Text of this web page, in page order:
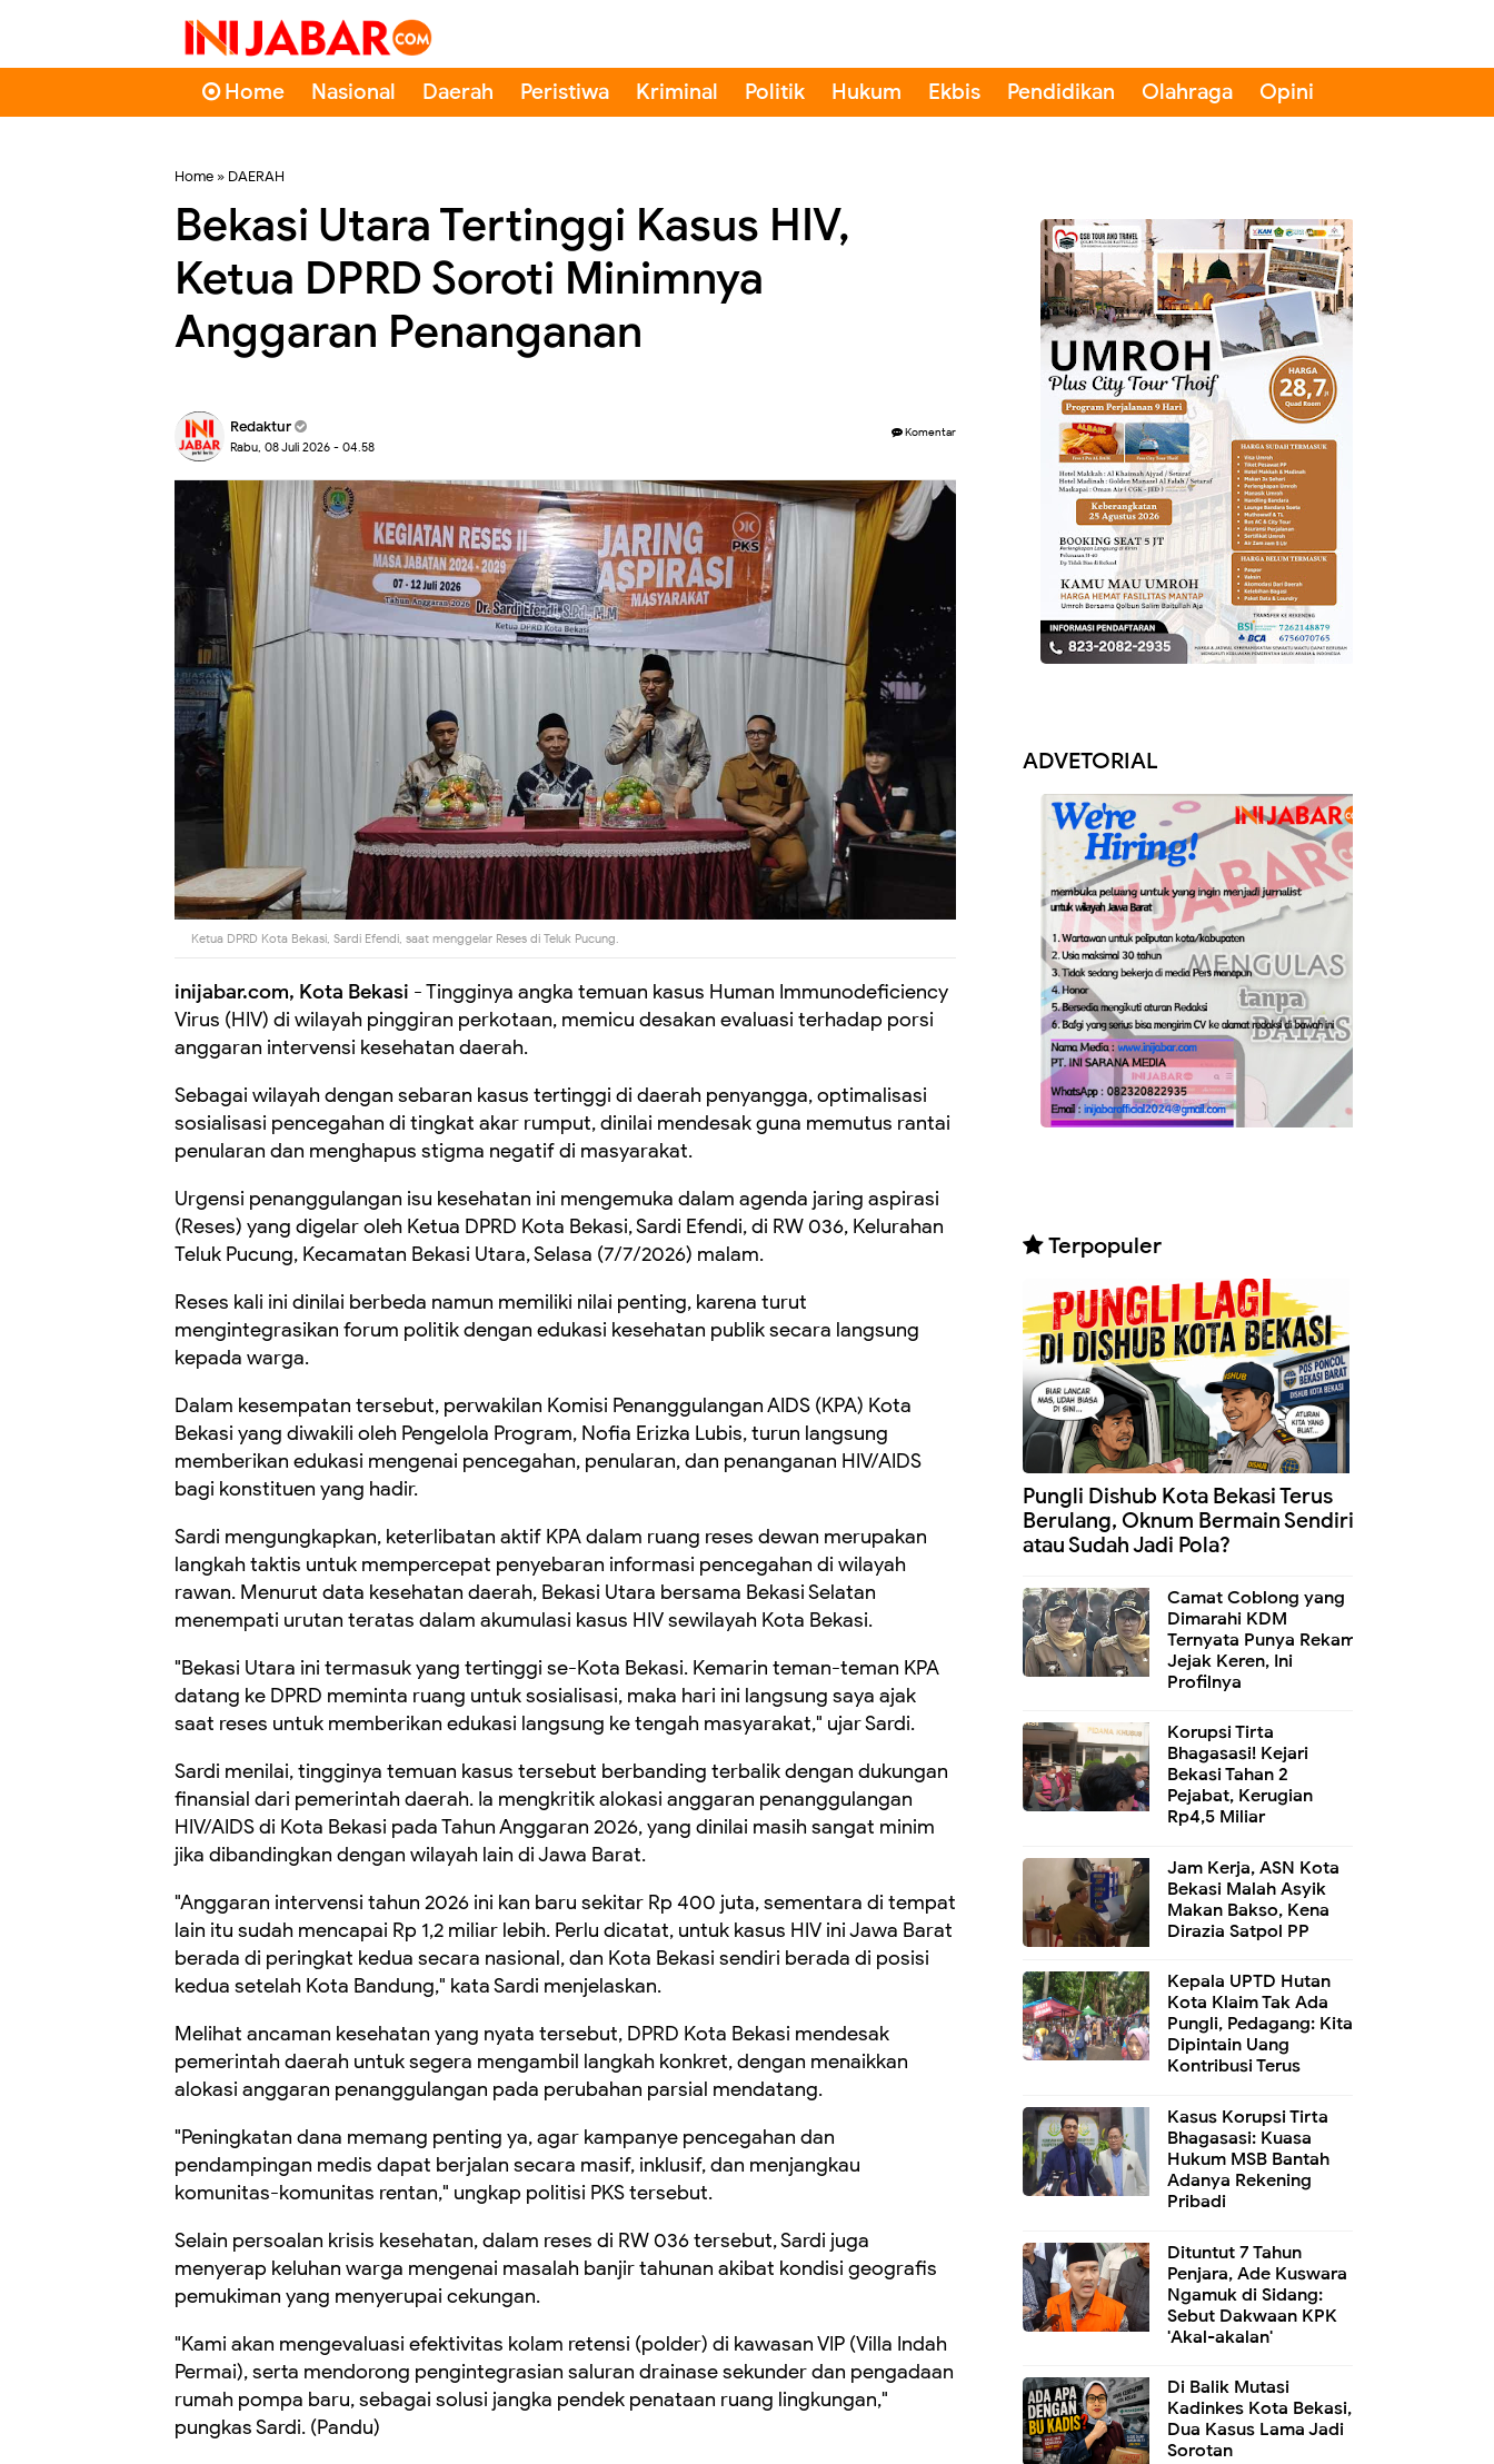
Home Nasional Daerah Peristiwa Kriminal Politik Hukum Ekbis Pendidikan Olahraga Opini
Home » DAERAH
Bekasi Utara Tertinggi Kasus HIV,
Ketua DPRD Soroti Minimnya
Anggaran Penanganan
Redaktur
Rabu, 08 Juli 2026 - 04.58
Komentar
Ketua DPRD Kota Bekasi, Sardi Efendi, saat menggelar Reses di Teluk Pucung.
inijabar.com, Kota Bekasi - Tingginya angka temuan kasus Human Immunodeficiency
Virus (HIV) di wilayah pinggiran perkotaan, memicu desakan evaluasi terhadap porsi
anggaran intervensi kesehatan daerah.
Sebagai wilayah dengan sebaran kasus tertinggi di daerah penyangga, optimalisasi
sosialisasi pencegahan di tingkat akar rumput, dinilai mendesak guna memutus rantai
penularan dan menghapus stigma negatif di masyarakat.
Urgensi penanggulangan isu kesehatan ini mengemuka dalam agenda jaring aspirasi
(Reses) yang digelar oleh Ketua DPRD Kota Bekasi, Sardi Efendi, di RW 036, Kelurahan
Teluk Pucung, Kecamatan Bekasi Utara, Selasa (7/7/2026) malam.
Reses kali ini dinilai berbeda namun memiliki nilai penting, karena turut
mengintegrasikan forum politik dengan edukasi kesehatan publik secara langsung
kepada warga.
Dalam kesempatan tersebut, perwakilan Komisi Penanggulangan AIDS (KPA) Kota
Bekasi yang diwakili oleh Pengelola Program, Nofia Erizka Lubis, turun langsung
memberikan edukasi mengenai pencegahan, penularan, dan penanganan HIV/AIDS
bagi konstituen yang hadir.
Sardi mengungkapkan, keterlibatan aktif KPA dalam ruang reses dewan merupakan
langkah taktis untuk mempercepat penyebaran informasi pencegahan di wilayah
rawan. Menurut data kesehatan daerah, Bekasi Utara bersama Bekasi Selatan
menempati urutan teratas dalam akumulasi kasus HIV sewilayah Kota Bekasi.
"Bekasi Utara ini termasuk yang tertinggi se-Kota Bekasi. Kemarin teman-teman KPA
datang ke DPRD meminta ruang untuk sosialisasi, maka hari ini langsung saya ajak
saat reses untuk memberikan edukasi langsung ke tengah masyarakat," ujar Sardi.
Sardi menilai, tingginya temuan kasus tersebut berbanding terbalik dengan dukungan
finansial dari pemerintah daerah. Ia mengkritik alokasi anggaran penanggulangan
HIV/AIDS di Kota Bekasi pada Tahun Anggaran 2026, yang dinilai masih sangat minim
jika dibandingkan dengan wilayah lain di Jawa Barat.
"Anggaran intervensi tahun 2026 ini kan baru sekitar Rp 400 juta, sementara di tempat
lain itu sudah mencapai Rp 1,2 miliar lebih. Perlu dicatat, untuk kasus HIV ini Jawa Barat
berada di peringkat kedua secara nasional, dan Kota Bekasi sendiri berada di posisi
kedua setelah Kota Bandung," kata Sardi menjelaskan.
Melihat ancaman kesehatan yang nyata tersebut, DPRD Kota Bekasi mendesak
pemerintah daerah untuk segera mengambil langkah konkret, dengan menaikkan
alokasi anggaran penanggulangan pada perubahan parsial mendatang.
"Peningkatan dana memang penting ya, agar kampanye pencegahan dan
pendampingan medis dapat berjalan secara masif, inklusif, dan menjangkau
komunitas-komunitas rentan," ungkap politisi PKS tersebut.
Selain persoalan krisis kesehatan, dalam reses di RW 036 tersebut, Sardi juga
menyerap keluhan warga mengenai masalah banjir tahunan akibat kondisi geografis
pemukiman yang menyerupai cekungan.
"Kami akan mengevaluasi efektivitas kolam retensi (polder) di kawasan VIP (Villa Indah
Permai), serta mendorong pengintegrasian saluran drainase sekunder dan pengadaan
rumah pompa baru, sebagai solusi jangka pendek penataan ruang lingkungan,"
pungkas Sardi. (Pandu)
ADVETORIAL
Terpopuler
Pungli Dishub Kota Bekasi Terus
Berulang, Oknum Bermain Sendiri
atau Sudah Jadi Pola?
Camat Coblong yang
Dimarahi KDM
Ternyata Punya Rekam
Jejak Keren, Ini
Profilnya
Korupsi Tirta
Bhagasasi! Kejari
Bekasi Tahan 2
Pejabat, Kerugian
Rp4,5 Miliar
Jam Kerja, ASN Kota
Bekasi Malah Asyik
Makan Bakso, Kena
Dirazia Satpol PP
Kepala UPTD Hutan
Kota Klaim Tak Ada
Pungli, Pedagang: Kita
Dipintain Uang
Kontribusi Terus
Kasus Korupsi Tirta
Bhagasasi: Kuasa
Hukum MSB Bantah
Adanya Rekening
Pribadi
Dituntut 7 Tahun
Penjara, Ade Kuswara
Ngamuk di Sidang:
Sebut Dakwaan KPK
'Akal-akalan'
Di Balik Mutasi
Kadinkes Kota Bekasi,
Dua Kasus Lama Jadi
Sorotan